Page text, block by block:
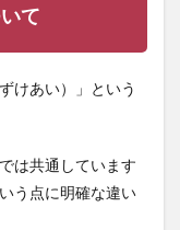
て
けあい）」という
は共通しています
う点に明確な違い